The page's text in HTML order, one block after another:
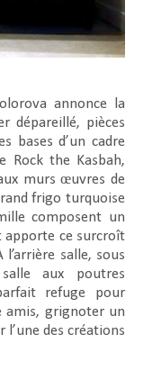
annonce la
dépareillé, pièces
bases d’un cadre
Rock the Kasbah,
murs œuvres de
frigo turquoise
composent un
apporte ce surcroît
l’arrière salle, sous
aux poutres
refuge pour
amis, grignoter un
des créations